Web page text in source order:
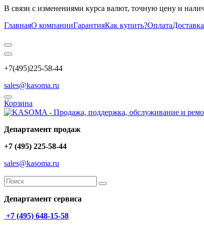
В связи с изменениями курса валют, точную цену и
ГлавнаяО компанииГарантияКак купить?ОплатаДоставка
+7(495)225-58-44
sales@kasoma.ru
Корзина
Департамент продаж
+7 (495) 225-58-44
sales@kasoma.ru
Департамент сервиса
+7 (495) 648-15-58